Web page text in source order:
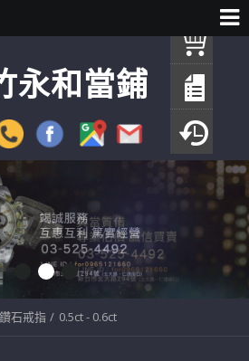
永和當鋪
鑽石戒指 0.5ct - 0.6ct